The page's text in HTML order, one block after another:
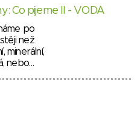
Co pijeme II - VODA
po
než
minerální,
nebo…